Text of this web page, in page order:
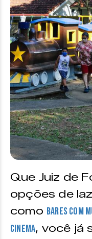
Que Juiz de
opções de
como bares com
cinema, você já